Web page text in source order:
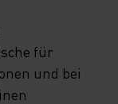
für
und bei